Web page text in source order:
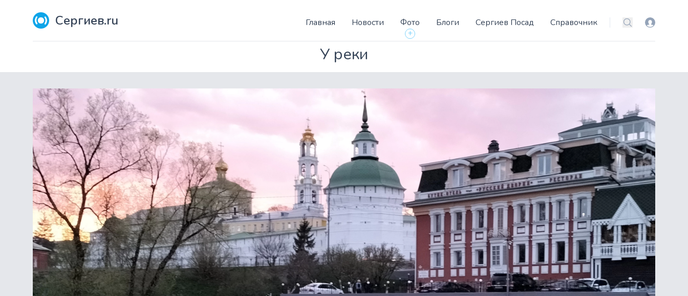
Сергиев.ru Главная Новости
Фото
+
Блоги Сергиев Посад Справочник Поиск Вход
У реки